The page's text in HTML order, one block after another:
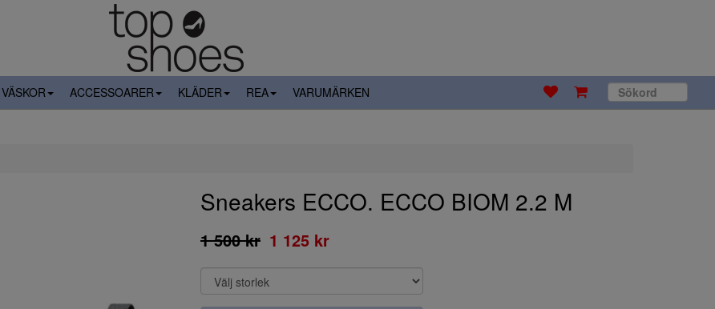
VÄSKOR ACCESSOARER KLÄDER REA VARUMÄRKEN
Sneakers ECCO. ECCO BIOM 2.2 M
1 500 kr 1 125 kr